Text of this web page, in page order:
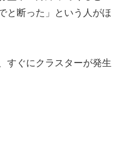
と断った」という人がほ
すぐにクラスターが発生